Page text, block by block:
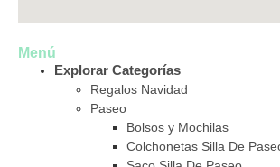
Menú
Explorar Categorías
Regalos Navidad
Paseo
Bolsos y Mochilas
Colchonetas Silla De